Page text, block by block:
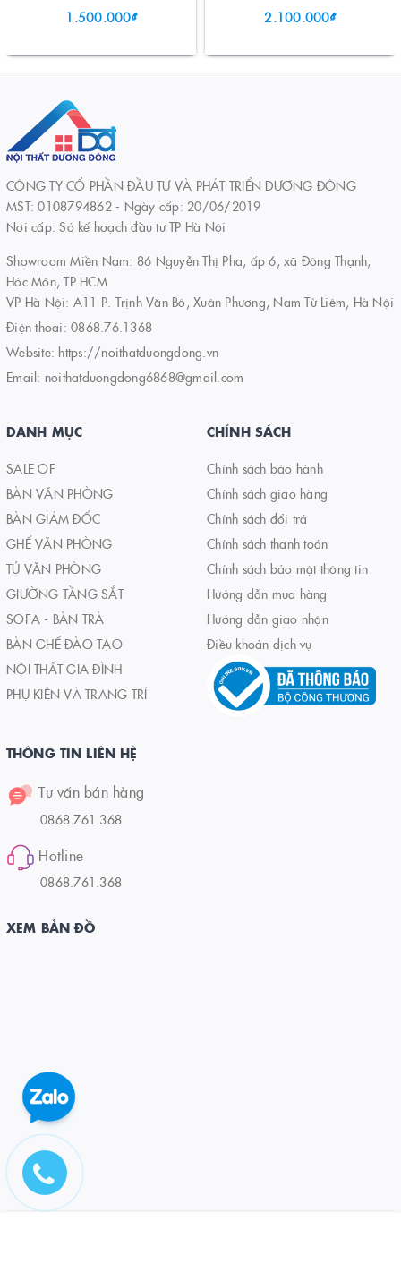
1.500.000₫
2.100.000₫
CÔNG TY CỔ PHẦN ĐẦU TƯ VÀ PHÁT TRIỂN DƯƠNG ĐÔNG
MST: 0108794862 - Ngày cấp: 20/06/2019
Nơi cấp: Sở kế hoạch đầu tư TP Hà Nội
Showroom Miền Nam: 86 Nguyễn Thị Pha, ấp 6, xã Đông Thạnh,
Hóc Môn, TP HCM
VP Hà Nội: A11 P. Trịnh Văn Bô, Xuân Phương, Nam Từ Liêm, Hà Nội
Điện thoại: 0868.76.1368
Website: https://noithatduongdong.vn
Email: noithatduongdong6868@gmail.com
DANH MỤC
SALE OF
BÀN VĂN PHÒNG
BÀN GIÁM ĐỐC
GHẾ VĂN PHÒNG
TỦ VĂN PHÒNG
GIƯỜNG TẦNG SẮT
SOFA - BÀN TRÀ
BÀN GHẾ ĐÀO TẠO
NỘI THẤT GIA ĐÌNH
PHỤ KIỆN VÀ TRANG TRÍ
CHÍNH SÁCH
Chính sách bảo hành
Chính sách giao hàng
Chính sách đổi trả
Chính sách thanh toán
Chính sách bảo mật thông tin
Hướng dẫn mua hàng
Hướng dẫn giao nhận
Điều khoản dịch vụ
THÔNG TIN LIÊN HỆ
Tư vấn bán hàng
0868.761.368
Hotline
0868.761.368
XEM BẢN ĐỒ